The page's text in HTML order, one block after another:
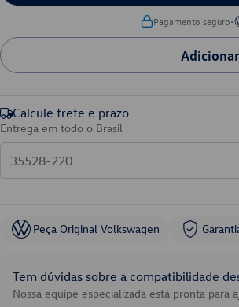
Pagamento seguro•
Calcule frete e prazo
Entrega em todo o Brasil
Peça Original Volkswagen
Tem dúvidas sobre a compatibilidade
Nossa equipe especializada está pronta para